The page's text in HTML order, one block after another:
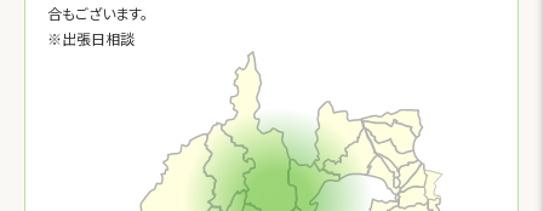
合もございます。
※出張日相談